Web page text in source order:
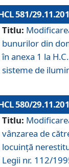
581/
Titlu:
bunurilor din
în anexa 1 la
sisteme de
580/
Titlu:
vânzarea de
locuinţă
Legii nr. 112/